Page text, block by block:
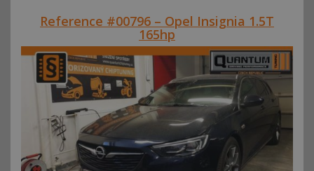
Reference #00796 – Opel Insignia 1.5T
165hp